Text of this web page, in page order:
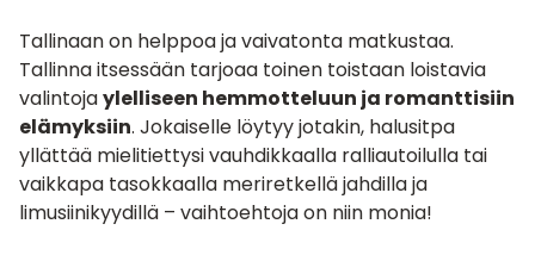
Tallinaan on helppoa ja vaivatonta matkustaa.
Tallinna itsessään tarjoaa toinen toistaan loistavia
valintojaylelliseen hemmotteluun ja romanttisiin
elämyksiin. Jokaiselle löytyy jotakin, halusitpa
yllättää mielitiettysi vauhdikkaalla ralliautoilulla tai
vaikkapa tasokkaalla meriretkellä jahdilla ja
limusiinikyydillä – vaihtoehtoja on niin monia!